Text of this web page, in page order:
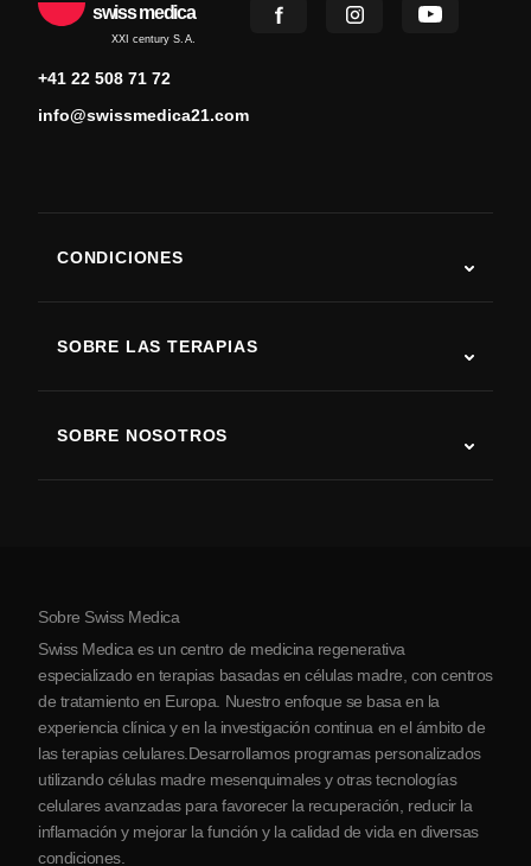
swiss medica
XXI century S.A.
+41 22 508 71 72
info@swissmedica21.com
CONDICIONES
Enfermedad de Parkinson
Artritis
SOBRE LAS TERAPIAS
SOBRE NOSOTROS
Sobre Serbia
Colaboraciones
Sobre Swiss Medica
Swiss Medica es un centro de medicina regenerativa
especializado en terapias basadas en células madre, con centros
de tratamiento en Europa. Nuestro enfoque se basa en la
experiencia clínica y en la investigación continua en el ámbito de
las terapias celulares.Desarrollamos programas personalizados
utilizando células madre mesenquimales y otras tecnologías
celulares avanzadas para favorecer la recuperación, reducir la
inflamación y mejorar la función y la calidad de vida en diversas
condiciones.